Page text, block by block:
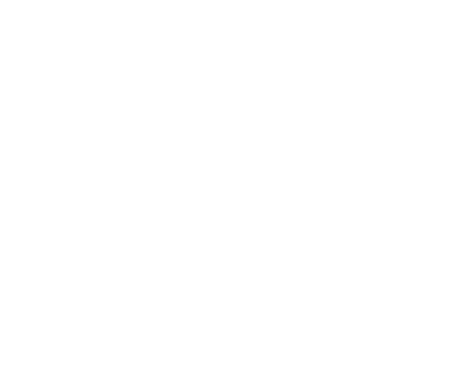
，让韩立
升，徐阳闭关万年。谁知出关时，修真界已经
一统王朝，可在建国初期就面临着重重危机。是谁将明朝推上了巅峰
世界规则所限，修为困在九天武帝境多年，难以突破。为了摆脱困境，